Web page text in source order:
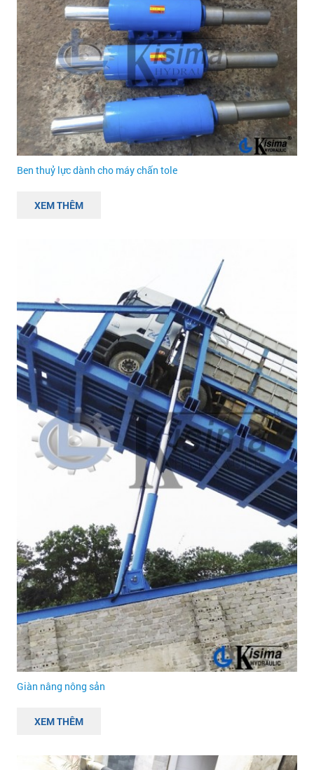
Ben thuỷ lực dành cho máy chấn tole
XEM THÊM
Giàn nâng nông sản
XEM THÊM